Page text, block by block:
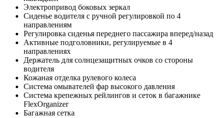
Электропривод боковых зеркал
Сиденье водителя с ручной регулировкой по 4
направлениям
Регулировка сиденья переднего пассажира вперед/назад
Активные подголовники, регулируемые в 4
направлениях
Держатель для солнцезащитных очков со стороны
водителя
Кожаная отделка рулевого колеса
Система омывателей фар высокого давления
Система крепежных рейлингов и сеток в багажнике
FlexOrganizer
Багажная сетка